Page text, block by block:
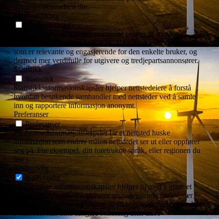
nettleseropplevelsen din.
Markedsføring
Markedsføring
Markedsføringsinformasjonskapsler brukes til å spore
besøkende på tvers av nettsteder. Hensikten er å vise annonser
som er relevante og engasjerende for den enkelte bruker, og
dermed mer verdifulle for utgivere og tredjepartsannonsører.
Statistikk
Statistikk
Statistikkinformasjonskapsler hjelper nettstedeiere å forstå
hvordan besøkende samhandler med nettsteder ved å samle
inn og rapportere informasjon anonymt.
Preferanser
Preferanser
Preferanseinformasjonskapsler lar et nettsted huske
informasjon som endrer måten nettstedet ser ut eller oppfører
seg på. For eksempel. ditt foretrukne språk, eller regionen du
bor i.
Nødvendig
Nødvendig
Nødvendige informasjonskapsler hjelper til med å gjøre et
nettsted brukbart ved å aktivere grunnleggende funksjoner
som sidenavigasjon og tilgang til sikre områder på nettstedet.
Nettstedet kan ikke fungere skikkelig uten disse